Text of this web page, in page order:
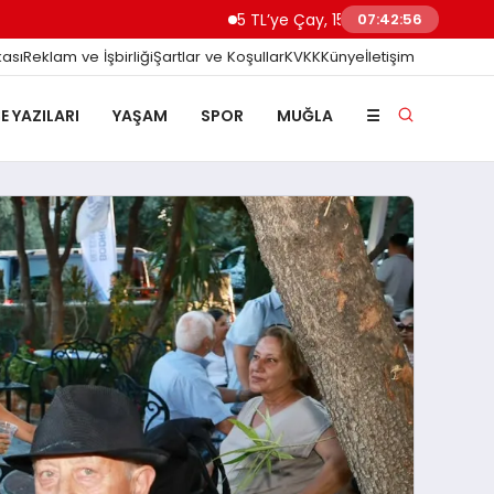
5 TL’ye Çay, 15 TL’ye Kahve: Bodrum’da “Pınaraltı
07:42:58
Reklam ve İşbirliğiŞartlar ve KoşullarKVKKKünyeİletişim
YAZILARI YAŞAM SPOR MUĞLA ☰